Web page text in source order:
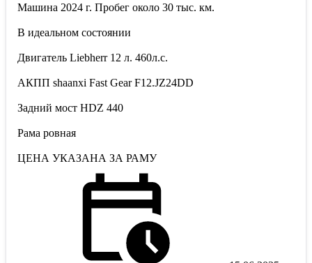
Машина 2024 г. Пробег около 30 тыс. км.
В идеальном состоянии
Двигатель Liebherr 12 л. 460л.с.
АКПП shaanxi Fast Gear F12.JZ24DD
Задний мост HDZ 440
Рама ровная
ЦЕНА УКАЗАНА ЗА РАМУ